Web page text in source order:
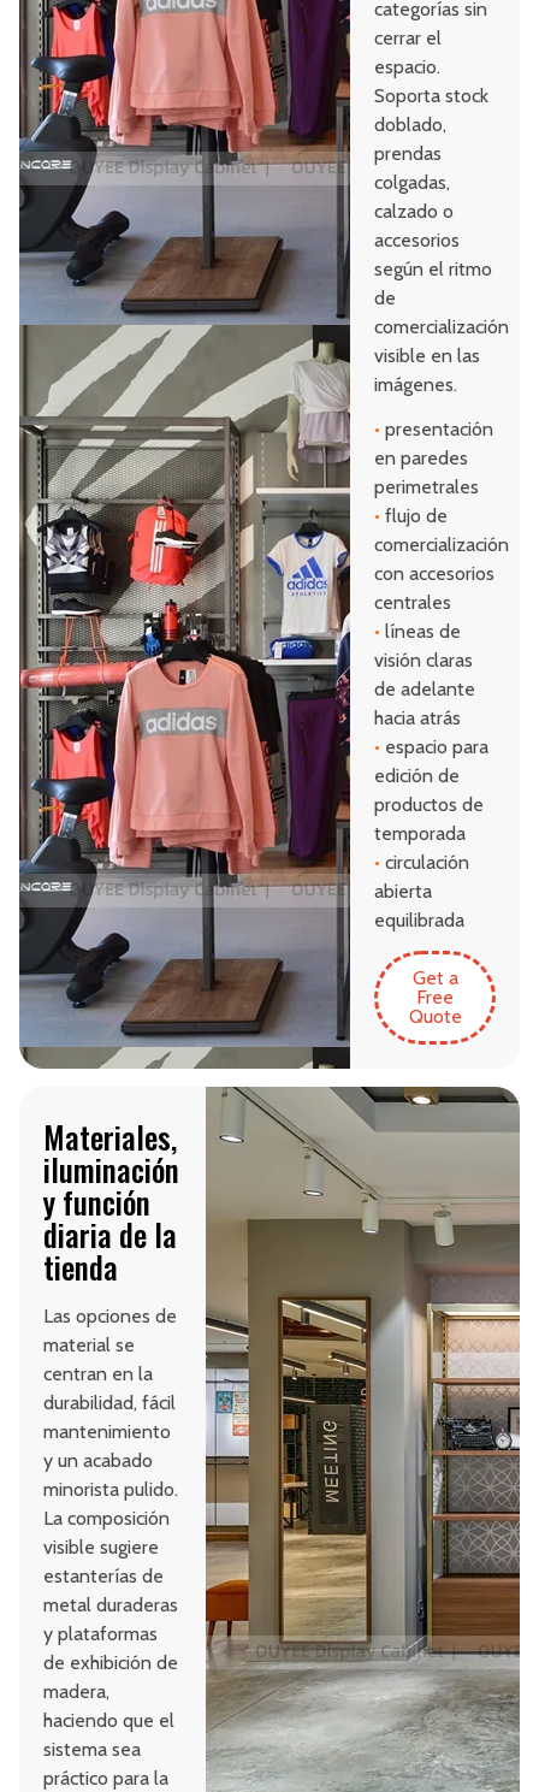
categorías sin
cerrar el
espacio.
Soporta stock
doblado,
prendas
colgadas,
calzado o
accesorios
según el ritmo
de
comercialización
visible en las
imágenes.
• presentación
en paredes
perimetrales
• flujo de
comercialización
con accesorios
centrales
• líneas de
visión claras
de adelante
hacia atrás
• espacio para
edición de
productos de
temporada
• circulación
abierta
equilibrada
Get a
Free
Quote
Materiales,
iluminación
y función
diaria de la
tienda
Las opciones de
material se
centran en la
durabilidad, fácil
mantenimiento
y un acabado
minorista pulido.
La composición
visible sugiere
estanterías de
metal duraderas
y plataformas
de exhibición de
madera,
haciendo que el
sistema sea
práctico para la